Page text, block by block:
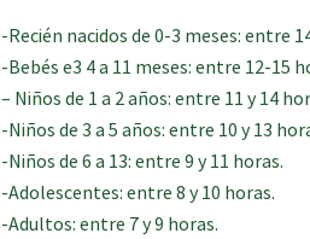
-Recién nacidos de 0-3 meses: entre
-Bebés e3 4 a 11 meses: entre 12-15
– Niños de 1 a 2 años: entre 11 y 14
-Niños de 3 a 5 años: entre 10 y 13
-Niños de 6 a 13: entre 9 y 11 horas.
-Adolescentes: entre 8 y 10 horas.
-Adultos: entre 7 y 9 horas.